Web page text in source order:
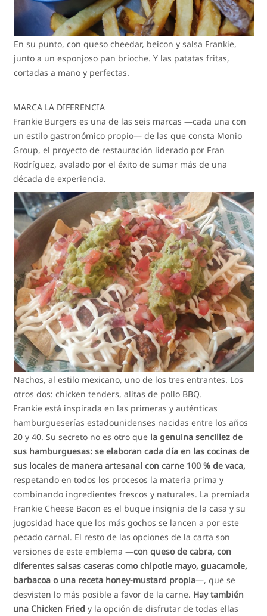
En su punto, con queso cheedar, beicon y salsa Frankie,
junto a un esponjoso pan brioche. Y las patatas fritas,
cortadas a mano y perfectas.
MARCA LA DIFERENCIA
Frankie Burgers es una de las seis marcas —cada una con
un estilo gastronómico propio— de las que consta Monio
Group, el proyecto de restauración liderado por Fran
Rodríguez, avalado por el éxito de sumar más de una
década de experiencia.
Nachos, al estilo mexicano, uno de los tres entrantes. Los
otros dos: chicken tenders, alitas de pollo BBQ.
Frankie está inspirada en las primeras y auténticas
hamburgueserías estadounidenses nacidas entre los años
20 y 40. Su secreto no es otro que la genuina sencillez de
sus hamburguesas: se elaboran cada día en las cocinas de
sus locales de manera artesanal con carne 100 % de vaca,
respetando en todos los procesos la materia prima y
combinando ingredientes frescos y naturales. La premiada
Frankie Cheese Bacon es el buque insignia de la casa y su
jugosidad hace que los más gochos se lancen a por este
pecado carnal. El resto de las opciones de la carta son
versiones de este emblema —con queso de cabra, con
diferentes salsas caseras como chipotle mayo, guacamole,
barbacoa o una receta honey-mustard propia—, que se
desvisten lo más posible a favor de la carne. Hay también
una Chicken Fried y la opción de disfrutar de todas ellas